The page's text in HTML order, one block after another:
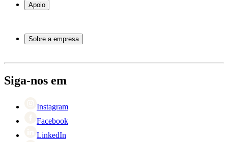
Móveis para vinho
Apoio
Atendimento
Pagamento
Retorno
Sobre a empresa
Black Friday
Singles Day
Siga-nos em
Instagram
Facebook
LinkedIn